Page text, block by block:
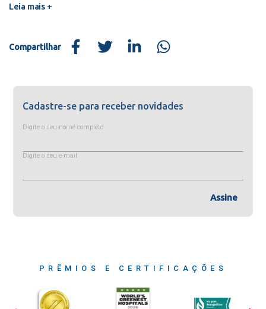
Leia mais +
Compartilhar
Cadastre-se para receber novidades
Digite o seu nome completo
Digite o seu e-mail
Assine
PRÊMIOS E CERTIFICAÇÕES